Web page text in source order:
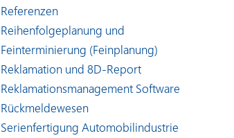
Referenzen
Reihenfolgeplanung und
Feinterminierung (Feinplanung)
Reklamation und 8D-Report
Reklamationsmanagement Software
Rückmeldewesen
Serienfertigung Automobilindustrie